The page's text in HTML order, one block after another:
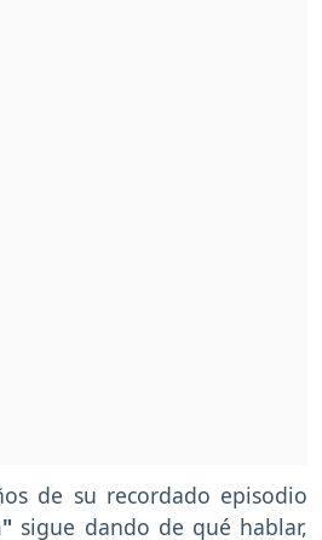
de su recordado episodio
sigue dando de qué hablar,